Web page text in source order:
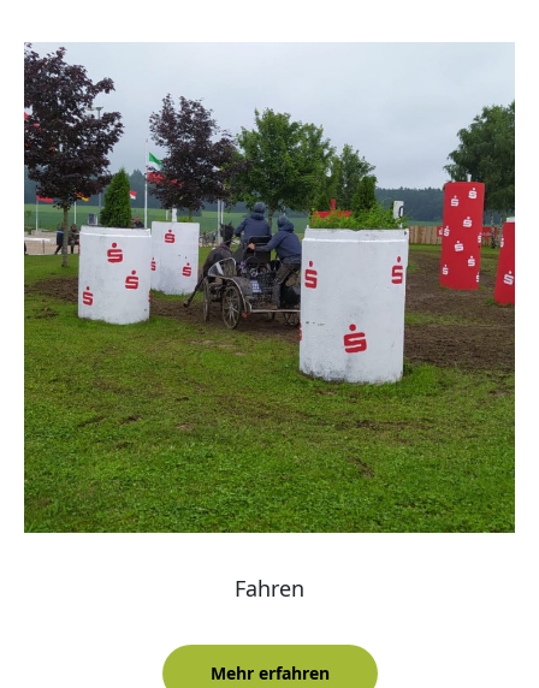
Fahren
Mehr erfahren